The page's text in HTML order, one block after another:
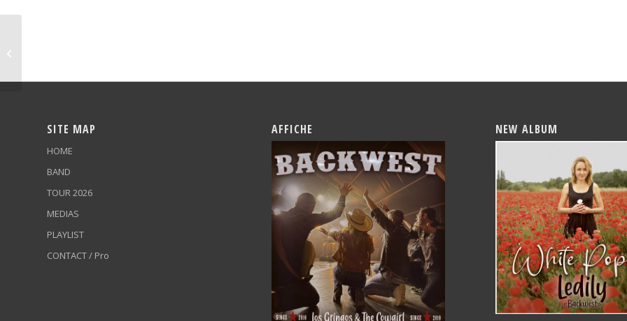
SITE MAP
HOME
BAND
TOUR 2026
MEDIAS
PLAYLIST
CONTACT / Pro
AFFICHE NEW ALBUM